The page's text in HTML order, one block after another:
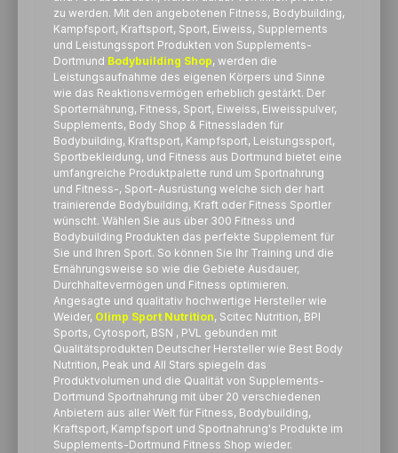
zu werden. Mit den angebotenen Fitness, Bodybuilding,
Kampfsport, Kraftsport, Sport, Eiweiss, Supplements
und Leistungssport Produkten von Supplements-
Dortmund Bodybuilding Shop, werden die
Leistungsaufnahme des eigenen Körpers und Sinne
wie das Reaktionsvermögen erheblich gestärkt. Der
Sporternährung, Fitness, Sport, Eiweiss, Eiweisspulver,
Supplements, Body Shop & Fitnessladen für
Bodybuilding, Kraftsport, Kampfsport, Leistungssport,
Sportbekleidung, und Fitness aus Dortmund bietet eine
umfangreiche Produktpalette rund um Sportnahrung
und Fitness-, Sport-Ausrüstung welche sich der hart
trainierende Bodybuilding, Kraft oder Fitness Sportler
wünscht. Wählen Sie aus über 300 Fitness und
Bodybuilding Produkten das perfekte Supplement für
Sie und Ihren Sport. So können Sie Ihr Training und die
Ernährungsweise so wie die Gebiete Ausdauer,
Durchhaltevermögen und Fitness optimieren.
Angesagte und qualitativ hochwertige Hersteller wie
Weider, Olimp Sport Nutrition, Scitec Nutrition, BPI
Sports, Cytosport, BSN , PVL gebunden mit
Qualitätsprodukten Deutscher Hersteller wie Best Body
Nutrition, Peak und All Stars spiegeln das
Produktvolumen und die Qualität von Supplements-
Dortmund Sportnahrung mit über 20 verschiedenen
Anbietern aus aller Welt für Fitness, Bodybuilding,
Kraftsport, Kampfsport und Sportnahrung's Produkte im
Supplements-Dortmund Fitness Shop wieder.